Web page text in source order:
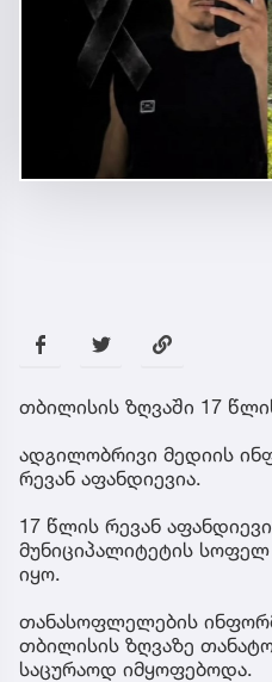
თბილისის ზღვაში 17
ადგილობრივი მედიის
რევან აფანდიევია.
17 წლის რევან
მუნიციპალიტეტის სოფელ
იყო.
თანასოფლელების
თბილისის ზღვაზე
საცურაოდ იმყოფებოდა.